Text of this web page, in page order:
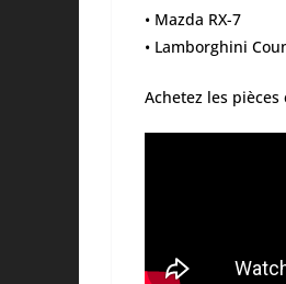
• Mazda RX-7
• Lamborghini
Achetez les